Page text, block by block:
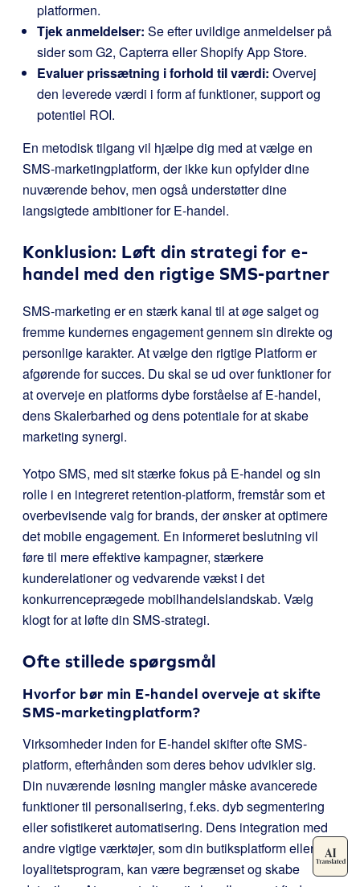
platformen.
Tjek anmeldelser: Se efter uvildige anmeldelser på
sider som G2, Capterra eller Shopify App Store.
Evaluer prissætning i forhold til værdi: Overvej
den leverede værdi i form af funktioner, support og
potentiel ROI.
En metodisk tilgang vil hjælpe dig med at vælge en
SMS-marketingplatform, der ikke kun opfylder dine
nuværende behov, men også understøtter dine
langsigtede ambitioner for E-handel.
Konklusion: Løft din strategi for e-
handel med den rigtige SMS-partner
SMS-marketing er en stærk kanal til at øge salget og
fremme kundernes engagement gennem sin direkte og
personlige karakter. At vælge den rigtige Platform er
afgørende for succes. Du skal se ud over funktioner for
at overveje en platforms dybe forståelse af E-handel,
dens Skalerbarhed og dens potentiale for at skabe
marketing synergi.
Yotpo SMS, med sit stærke fokus på E-handel og sin
rolle i en integreret retention-platform, fremstår som et
overbevisende valg for brands, der ønsker at optimere
det mobile engagement. En informeret beslutning vil
føre til mere effektive kampagner, stærkere
kunderelationer og vedvarende vækst i det
konkurrenceprægede mobilhandelslandskab. Vælg
klogt for at løfte din SMS-strategi.
Ofte stillede spørgsmål
Hvorfor bør min E-handel overveje at skifte
SMS-marketingplatform?
Virksomheder inden for E-handel skifter ofte SMS-
platform, efterhånden som deres behov udvikler sig.
Din nuværende løsning mangler måske avancerede
funktioner til personalisering, f.eks. dyb segmentering
eller sofistikeret automatisering. Dens integration med
andre vigtige værktøjer, som din butiksplatform eller dit
loyalitetsprogram, kan være begrænset og skabe